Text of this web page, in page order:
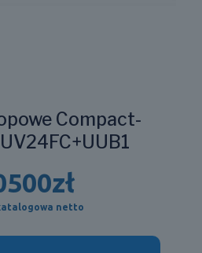
Compact-
zł
netto